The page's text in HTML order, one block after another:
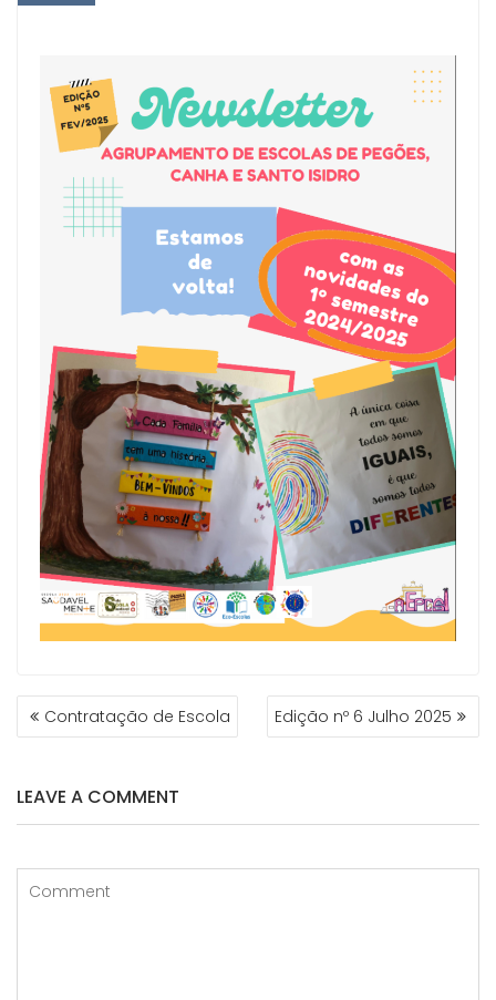
Contratação de Escola Edição nº 6 Julho 2025
LEAVE A COMMENT